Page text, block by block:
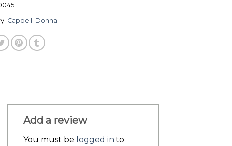
Cappelli Donna
Add a review
You must be logged in to